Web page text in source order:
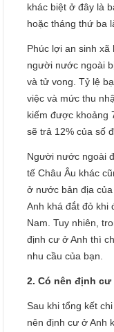
khác biệt ở đây là
hoặc tháng thứ ba
Phúc lợi an sinh xã
người nước ngoài
và tử vong. Tỷ lệ
việc và mức thu
kiếm được khoảng
sẽ trả 12% của số
Người nước ngoài
tế Châu Âu khác
ở nước bản địa
Anh khá đắt đỏ khi
Nam. Tuy nhiên,
định cư ở Anh thì
nhu cầu của bạn.
2. Có nên định cư
Sau khi tổng kết
nên định cư ở Anh